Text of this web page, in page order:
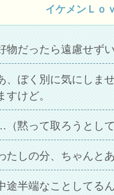
イケメンＬｏ
物だったら遠慮せず
、ぼく別に気にしま
すけど。
（黙って取ろうとして
たしの分、ちゃんと
途半端なことしてる